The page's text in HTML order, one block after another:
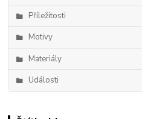
Příležitosti
Motivy
Materiály
Události